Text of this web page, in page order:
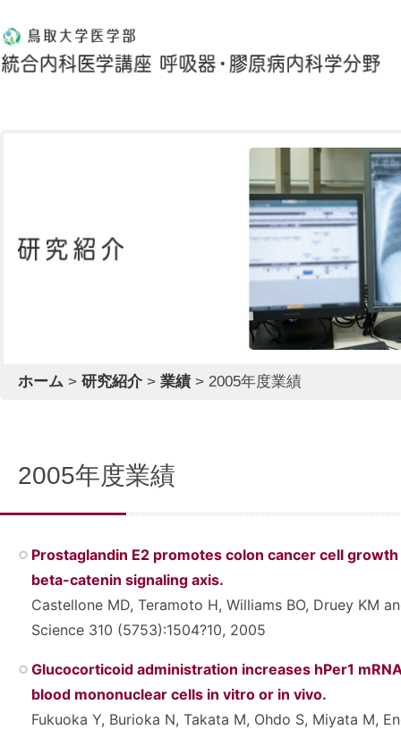
ホーム > 研究紹介> 業績> 2005年度業績
2005年度業績
Prostaglandin E2 promotes colon cancer cell
beta-catenin signaling axis.
Castellone MD, Teramoto H, Williams BO, Druey KM
Science 310 (5753):1504?10, 2005
Glucocorticoid administration increases hPer1
blood mononuclear cells in vitro or in vivo.
Fukuoka Y, Burioka N, Takata M, Ohdo S, Miyata M,